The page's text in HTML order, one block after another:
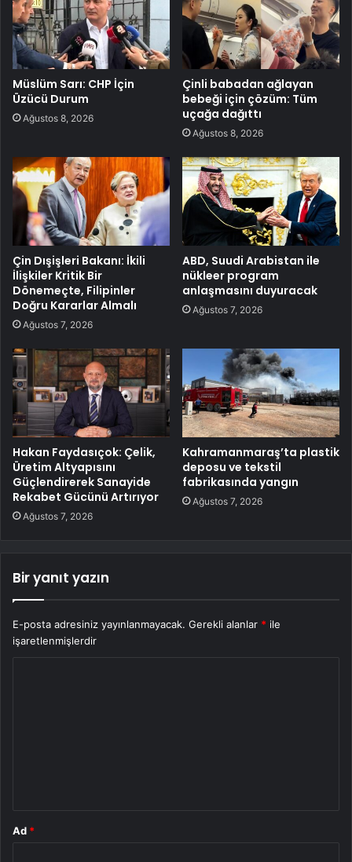
Müslüm Sarı: CHP İçin
Üzücü Durum
Ağustos 8, 2026
Çinli babadan ağlayan
bebeği için çözüm: Tüm
uçağa dağıttı
Ağustos 8, 2026
Çin Dışişleri Bakanı: İkili
İlişkiler Kritik Bir
Dönemeçte, Filipinler
Doğru Kararlar Almalı
Ağustos 7, 2026
ABD, Suudi Arabistan ile
nükleer program
anlaşmasını duyuracak
Ağustos 7, 2026
Hakan Faydasıçok: Çelik,
Üretim Altyapısını
Güçlendirerek Sanayide
Rekabet Gücünü Artırıyor
Ağustos 7, 2026
Kahramanmaraş’ta plastik
deposu ve tekstil
fabrikasında yangın
Ağustos 7, 2026
Bir yanıt yazın
E-posta adresiniz yayınlanmayacak. Gerekli alanlar * ile
işaretlenmişlerdir
Ad *